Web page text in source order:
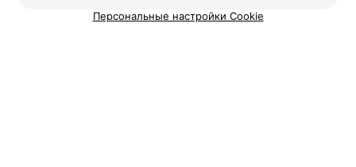
Персональные настройки Cookie